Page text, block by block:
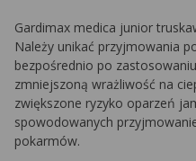
Gardimax medica junior
Należy unikać przyjmowania
bezpośrednio po
zmniejszoną wrażliwość na
zwiększone ryzyko oparzeń
spowodowanych
pokarmów.